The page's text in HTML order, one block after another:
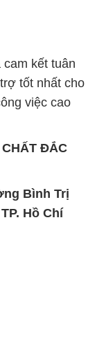
kết tuân
tốt nhất cho
việc cao
CHẤT ĐẮC
Bình Trị
Hồ Chí